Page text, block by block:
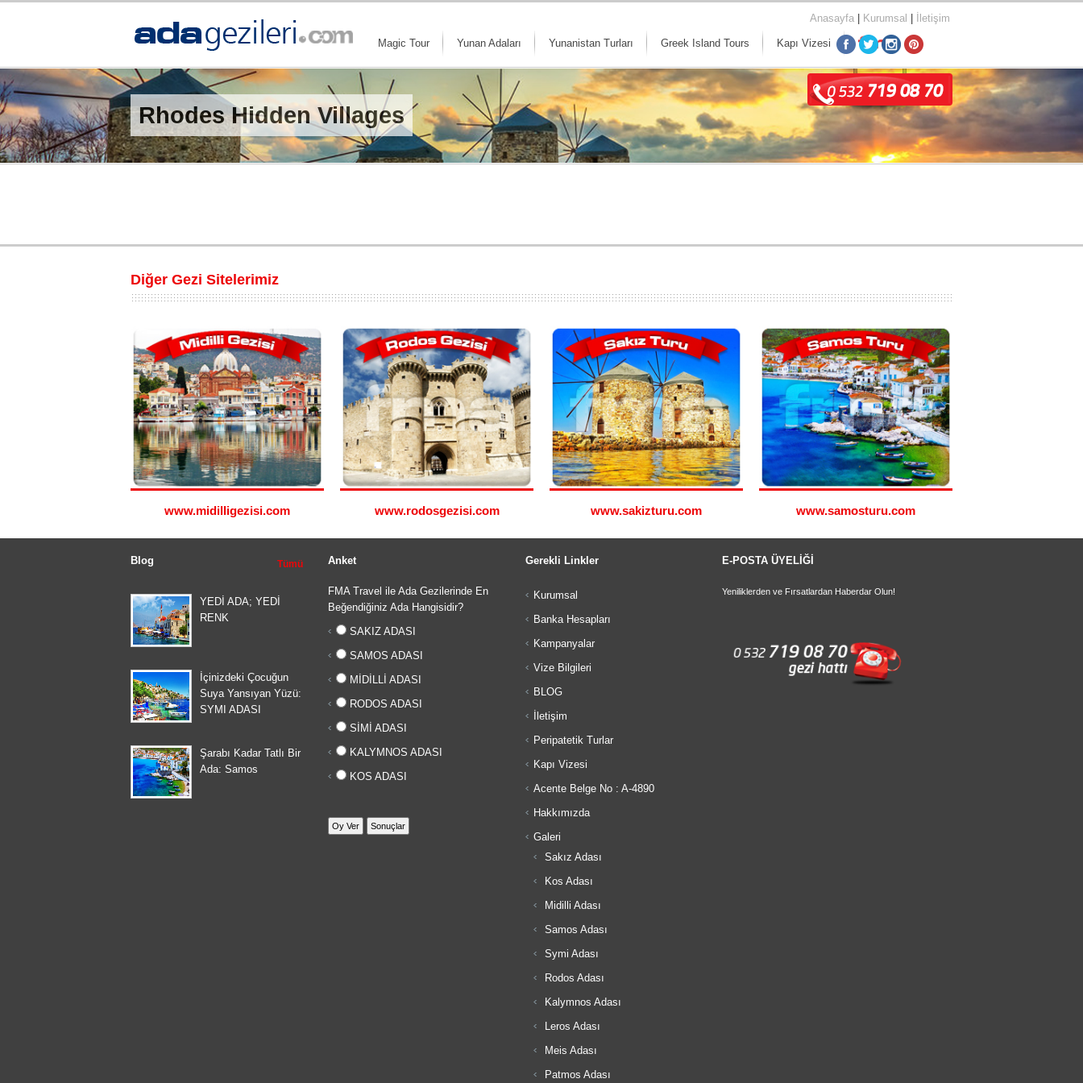
Magic Tour Yunan Adaları Yunanistan Turları Greek Island Tours Kapı Vizesi
Anasayfa Kurumsal İletişim
Rhodes Hidden Villages
Diğer Gezi Sitelerimiz
www.midilligezisi.com www.rodosgezisi.com www.sakizturu.com www.samosturu.com
Blog Tümü
YEDİ ADA; YEDİ
RENK
İçinizdeki Çocuğun
Suya Yansıyan Yüzü:
SYMI ADASI
Şarabı Kadar Tatlı Bir
Ada: Samos
Anket
FMA Travel ile Ada Gezilerinde En
Beğendiğiniz Ada Hangisidir?
SAKIZ ADASI
SAMOS ADASI
MİDİLLİ ADASI
RODOS ADASI
SİMİ ADASI
KALYMNOS ADASI
KOS ADASI
Gerekli Linkler
Kurumsal
Banka Hesapları
Kampanyalar
Vize Bilgileri
BLOG
İletişim
Peripatetik Turlar
Kapı Vizesi
Acente Belge No : A-4890
Hakkımızda
Galeri
Sakız Adası
Kos Adası
Midilli Adası
Samos Adası
Symi Adası
Rodos Adası
Kalymnos Adası
Leros Adası
Meis Adası
Patmos Adası
E-POSTA ÜYELİĞİ
Yeniliklerden ve Fırsatlardan Haberdar Olun!